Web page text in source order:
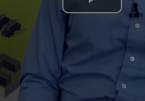
Lire
vidéo